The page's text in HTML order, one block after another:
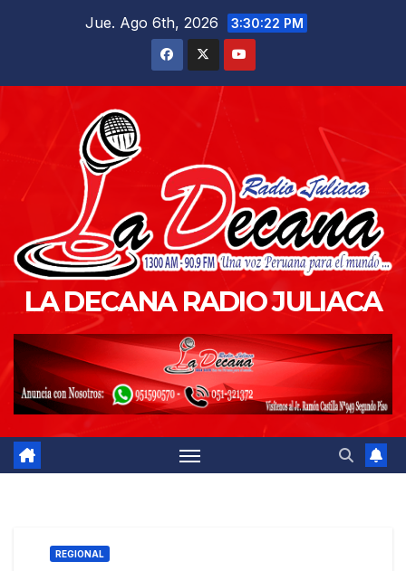
Jue. Ago 6th, 2026 3:30:23 PM
LA DECANA RADIO JULIACA
REGIONAL